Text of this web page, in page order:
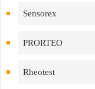
Sensorex
PRORTEO
Rheotest